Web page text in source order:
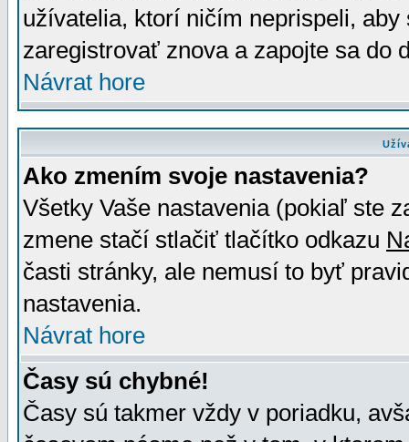
užívatelia, ktorí ničím neprispeli,
zaregistrovať znova a zapojte sa do
Návrat hore
Ako zmením svoje nastavenia?
Všetky Vaše nastavenia (pokiaľ ste
zmene stačí stlačiť tlačítko odkazu
časti stránky, ale nemusí to byť
nastavenia.
Návrat hore
Časy sú chybné!
Časy sú takmer vždy v poriadku,